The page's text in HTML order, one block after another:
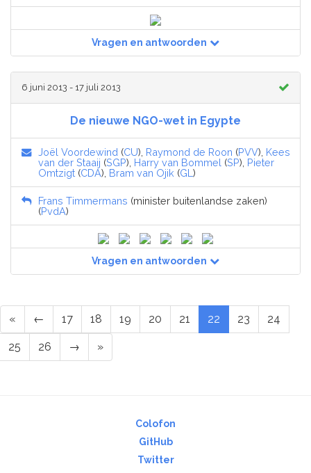
Vragen en antwoorden
6 juni 2013 - 17 juli 2013
De nieuwe NGO-wet in Egypte
Joël Voordewind (CU), Raymond de Roon (PVV), Kees
van der Staaij (SGP), Harry van Bommel (SP), Pieter
Omtzigt (CDA), Bram van Ojik (GL )
Frans Timmermans (minister buitenlandse zaken)
(PvdA)
Vragen en antwoorden
« ← 17 18 19 20 21 22 23 24
25 26 → »
Colofon
GitHub
Twitter